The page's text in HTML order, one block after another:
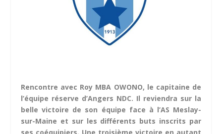
Rencontre avec Roy MBA OWONO, le capitaine de
l’équipe réserve d’Angers NDC. Il reviendra sur la
belle victoire de son équipe face à l’AS Meslay-
sur-Maine et sur les différents buts inscrits par